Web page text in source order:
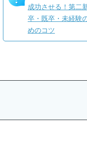
成功させる！第二
卒・既卒・未経験
めのコツ